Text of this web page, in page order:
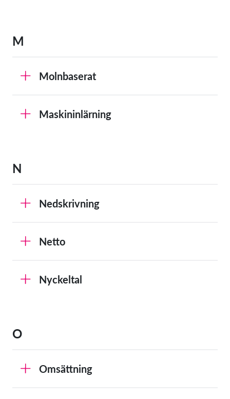
M
Molnbaserat
Maskininlärning
N
Nedskrivning
Netto
Nyckeltal
O
Omsättning